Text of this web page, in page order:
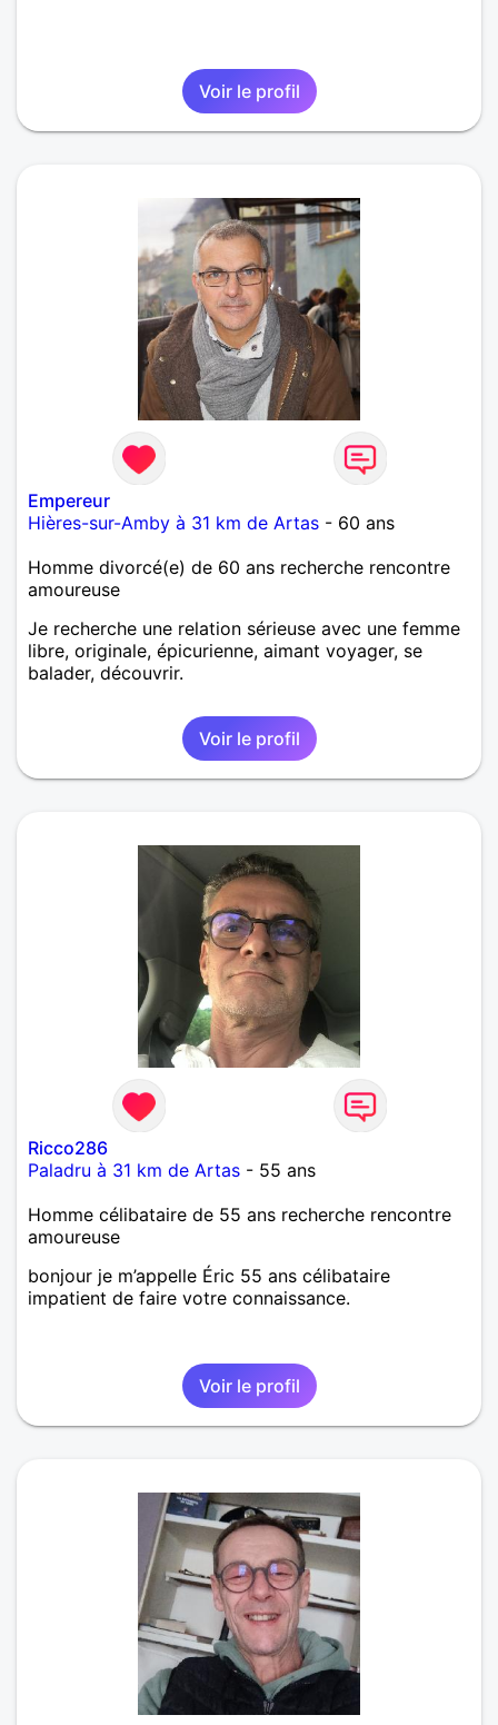
Voir le profil
Empereur
Hières-sur-Amby à 31 km de Artas - 60 ans
Homme divorcé(e) de 60 ans recherche rencontre
amoureuse
Je recherche une relation sérieuse avec une femme
libre, originale, épicurienne, aimant voyager, se
balader, découvrir.
Voir le profil
Ricco286
Paladru à 31 km de Artas - 55 ans
Homme célibataire de 55 ans recherche rencontre
amoureuse
bonjour je m’appelle Éric 55 ans célibataire
impatient de faire votre connaissance.
Voir le profil